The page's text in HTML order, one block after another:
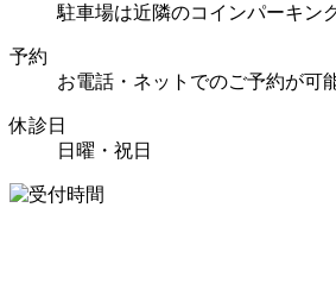
駐車場は近隣のコインパーキン
予約
お電話・ネットでのご予約が可
休診日
日曜・祝日